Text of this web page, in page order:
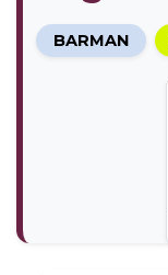
BARMAN